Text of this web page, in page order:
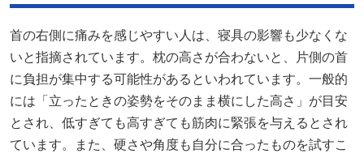
首の右側に痛みを感じやすい人は、寝具の影響も少なくな
いと指摘されています。枕の高さが合わないと、片側の首
に負担が集中する可能性があるといわれています。一般的
には「立ったときの姿勢をそのまま横にした高さ」が目安
とされ、低すぎても高すぎても筋肉に緊張を与えるとされ
ています。また、硬さや角度も自分に合ったものを試すこ